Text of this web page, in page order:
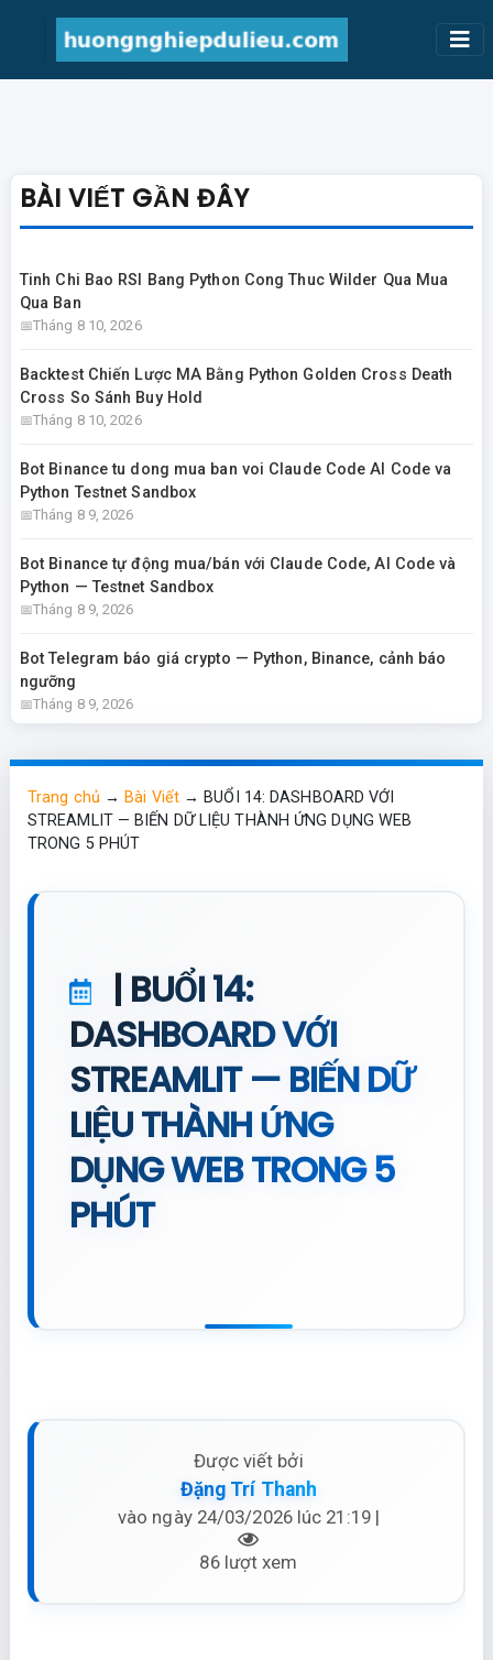
BÀI VIẾT GẦN ĐÂY
Tinh Chi Bao RSI Bang Python Cong Thuc Wilder Qua Mua
Qua Ban
Tháng 8 10, 2026
Backtest Chiến Lược MA Bằng Python Golden Cross Death
Cross So Sánh Buy Hold
Tháng 8 10, 2026
Bot Binance tu dong mua ban voi Claude Code AI Code va
Python Testnet Sandbox
Tháng 8 9, 2026
Bot Binance tự động mua/bán với Claude Code, AI Code và
Python — Testnet Sandbox
Tháng 8 9, 2026
Bot Telegram báo giá crypto — Python, Binance, cảnh báo
ngưỡng
Tháng 8 9, 2026
Trang chủ →Bài Viết→BUỔI 14: DASHBOARD VỚI
STREAMLIT — BIẾN DỮ LIỆU THÀNH ỨNG DỤNG WEB
TRONG 5 PHÚT
| BUỔI 14:
DASHBOARD VỚI
STREAMLIT — BIẾN DỮ
LIỆU THÀNH ỨNG
DỤNG WEB TRONG 5
PHÚT
Được viết bởi
Đặng Trí Thanh
vào ngày 24/03/2026 lúc 21:19 |
86 lượt xem